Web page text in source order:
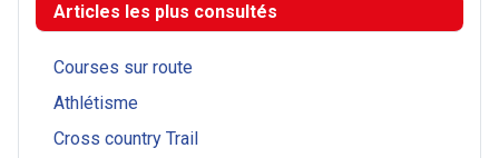
Articles les plus consultés
Courses sur route
Athlétisme
Cross country Trail